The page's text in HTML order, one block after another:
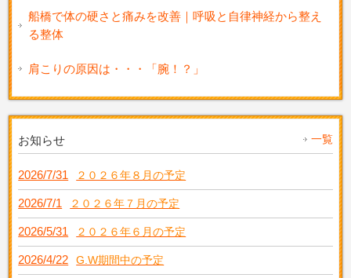
船橋で体の硬さと痛みを改善｜呼吸と自律神経から整え
る整体
肩こりの原因は・・・「腕！？」
お知らせ 一覧
2026/7/31 ２０２６年８月の予定
2026/7/1 ２０２６年７月の予定
2026/5/31 ２０２６年６月の予定
2026/4/22 G.W期間中の予定